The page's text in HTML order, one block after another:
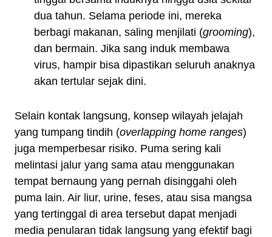
dua tahun. Selama periode ini, mereka
berbagi makanan, saling menjilati (grooming),
dan bermain. Jika sang induk membawa
virus, hampir bisa dipastikan seluruh anaknya
akan tertular sejak dini.
Selain kontak langsung, konsep wilayah jelajah
yang tumpang tindih (overlapping home ranges)
juga memperbesar risiko. Puma sering kali
melintasi jalur yang sama atau menggunakan
tempat bernaung yang pernah disinggahi oleh
puma lain. Air liur, urine, feses, atau sisa mangsa
yang tertinggal di area tersebut dapat menjadi
media penularan tidak langsung yang efektif bagi